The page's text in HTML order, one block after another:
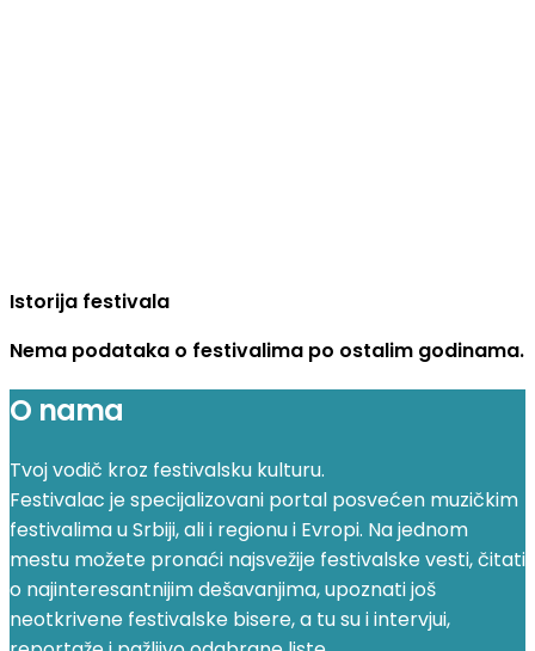
Istorija festivala
Nema podataka o festivalima po ostalim godinama.
O nama
Tvoj vodič kroz festivalsku kulturu.
Festivalac je specijalizovani portal posvećen muzičkim
festivalima u Srbiji, ali i regionu i Evropi. Na jednom
mestu možete pronaći najsvežije festivalske vesti, čitati
o najinteresantnijim dešavanjima, upoznati još
neotkrivene festivalske bisere, a tu su i intervjui,